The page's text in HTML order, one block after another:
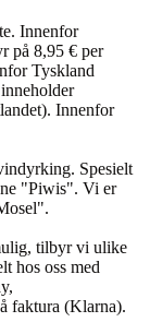
Innenfor
på 8,95 € per
Tyskland
Innenfor
Spesielt
"Piwis". Vi er
tilbyr vi ulike
hos oss med
faktura (Klarna).